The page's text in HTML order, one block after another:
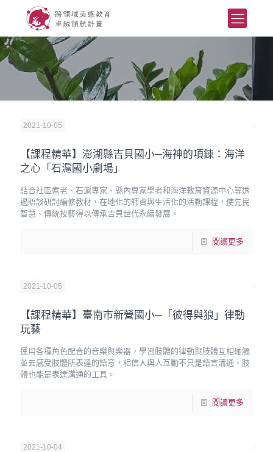
2021-10-05
【課程精華】澎湖縣吉貝國小─海神的項鍊：海洋
之心「石滬國小劇場」
結合社區耆老、石滬專家、縣內專家學者和海洋教育資源中心等透
過晤談研討編修教材，在地化的師資與生活化的活動課程，使先民
智慧、傳統技藝得以傳承吉貝世代永續發展。
閱讀更多
2021-10-05
【課程精華】臺南市新營國小─「彼得與狼」律動
玩藝
運用各種角色配合的音樂與樂器，學習肢體的律動與肢體互相碰觸
並去感受肢體所表達的語意，相信人與人互動不只是語言溝通，肢
體也能是表達溝通的工具。
閱讀更多
2021-10-04